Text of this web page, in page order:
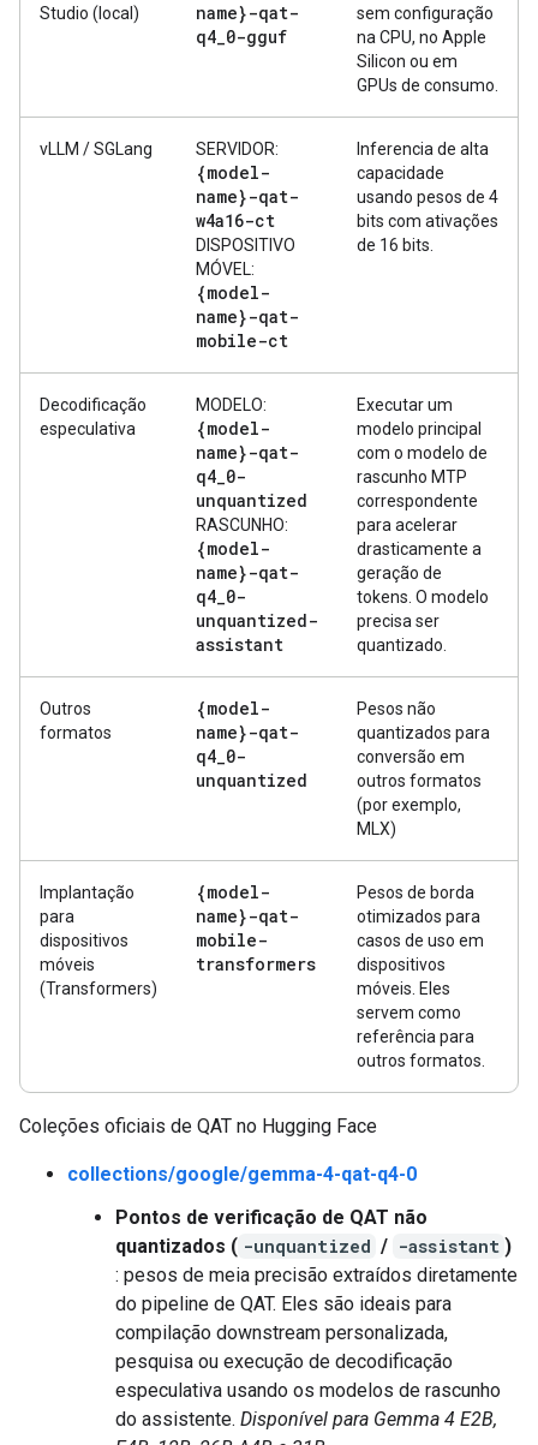
Studio (local)
name}-qat-
q4_0-gguf
sem configuração
na CPU, no Apple
Silicon ou em
GPUs de consumo.
vLLM / SGLang SERVIDOR:
{model-
name}-qat-
w4a16-ct
DISPOSITIVO
MÓVEL:
{model-
name}-qat-
mobile-ct
Inferencia de alta
capacidade
usando pesos de 4
bits com ativações
de 16 bits.
Decodificação
especulativa
MODELO:
{model-
name}-qat-
q4_0-
unquantized
RASCUNHO:
{model-
name}-qat-
q4_0-
unquantized-
assistant
Executar um
modelo principal
com o modelo de
rascunho MTP
correspondente
para acelerar
drasticamente a
geração de
tokens. O modelo
precisa ser
quantizado.
Outros
formatos
{model-
name}-qat-
q4_0-
unquantized
Pesos não
quantizados para
conversão em
outros formatos
(por exemplo,
MLX)
Implantação
para
dispositivos
móveis
(Transformers)
{model-
name}-qat-
mobile-
transformers
Pesos de borda
otimizados para
casos de uso em
dispositivos
móveis. Eles
servem como
referência para
outros formatos.
Coleções oficiais de QAT no Hugging Face
collections/google/gemma-4-qat-q4-0
Pontos de verificação de QAT não
quantizados ( -unquantized / -assistant )
: pesos de meia precisão extraídos diretamente
do pipeline de QAT. Eles são ideais para
compilação downstream personalizada,
pesquisa ou execução de decodificação
especulativa usando os modelos de rascunho
do assistente. Disponível para Gemma 4 E2B,